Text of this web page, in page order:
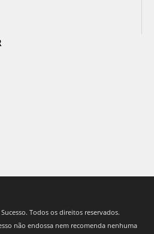
Todos os direitos reservados.
não endossa nem recomenda nenhuma